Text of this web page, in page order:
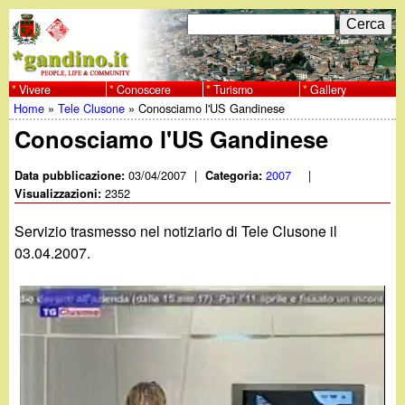
al
contenuto
principale
w
w
w
.
g
a
F
o
r
m
d
i
i
C
e
r
c
a
Vivere Conoscere Turismo Gallery
Tu
sei
qui
Home »Tele Clusone »Conosciamo l'US Gandinese
Conosciamo l'US Gandinese
Data pubblicazione:03/04/2007 | Categoria:2007 |
Visualizzazioni:2352
Servizio trasmesso nel notiziario di Tele Clusone il
03.04.2007.